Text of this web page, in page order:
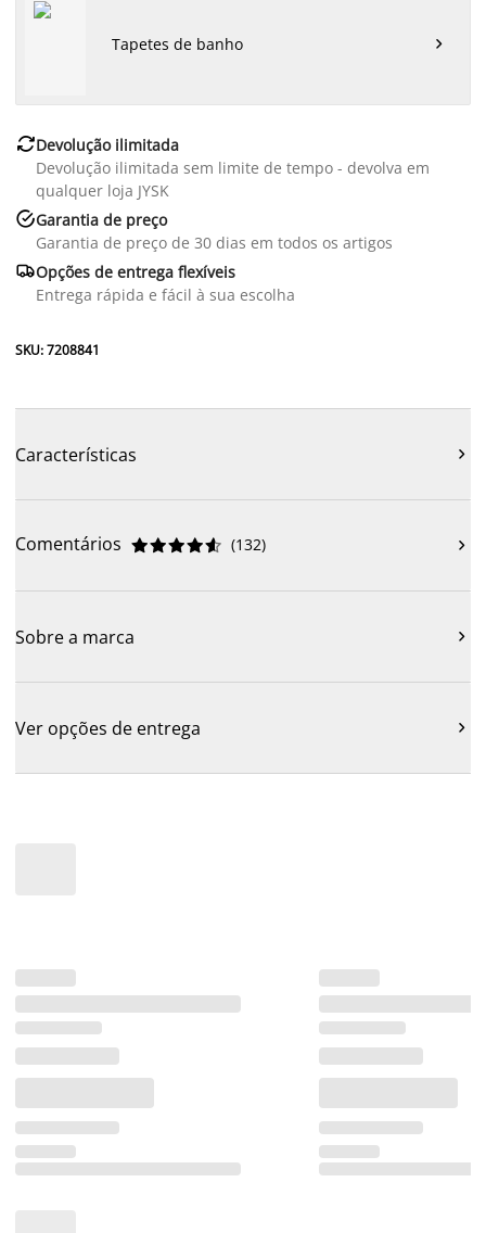
Tapetes de banho 
Devolução ilimitada
Devolução ilimitada sem limite de tempo - devolva em
qualquer loja JYSK
Garantia de preço
Garantia de preço de 30 dias em todos os artigos
Opções de entrega flexíveis
Entrega rápida e fácil à sua escolha
SKU: 7208841
Características 
Comentários 




 (132) 
Sobre a marca 
Ver opções de entrega 